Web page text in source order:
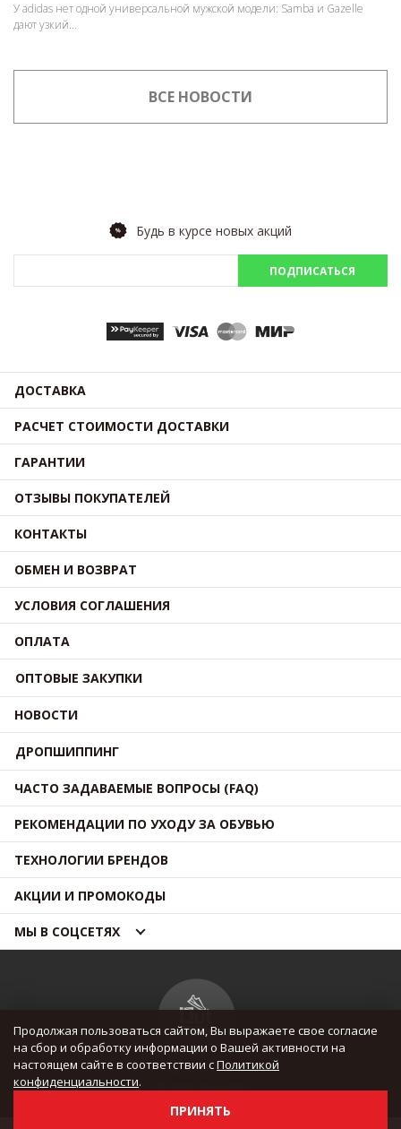
У adidas нет одной универсальной мужской модели: Samba и Gazelle
дают узкий...
ВСЕ НОВОСТИ
Будь в курсе новых акций
ПОДПИСАТЬСЯ
ДОСТАВКА
РАСЧЕТ СТОИМОСТИ ДОСТАВКИ
ГАРАНТИИ
ОТЗЫВЫ ПОКУПАТЕЛЕЙ
КОНТАКТЫ
ОБМЕН И ВОЗВРАТ
УСЛОВИЯ СОГЛАШЕНИЯ
ОПЛАТА
ОПТОВЫЕ ЗАКУПКИ
НОВОСТИ
ДРОПШИППИНГ
ЧАСТО ЗАДАВАЕМЫЕ ВОПРОСЫ (FAQ)
РЕКОМЕНДАЦИИ ПО УХОДУ ЗА ОБУВЬЮ
ТЕХНОЛОГИИ БРЕНДОВ
АКЦИИ И ПРОМОКОДЫ
МЫ В СОЦСЕТЯХ
© OUTMAXSHOP 2012 — 2026
Продолжая пользоваться сайтом, Вы выражаете свое согласие
на сбор и обработку информации о Вашей активности на
настоящем сайте в соответствии сПолитикой
конфиденциальности.
ПРИНЯТЬ